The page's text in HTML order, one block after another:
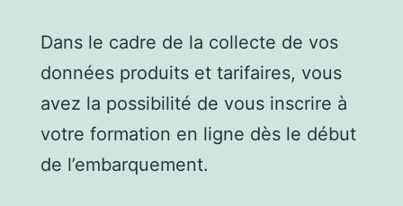
Dans le cadre de la collecte de vos
données produits et tarifaires, vous
avez la possibilité de vous inscrire à
votre formation en ligne dès le début
de l’embarquement.